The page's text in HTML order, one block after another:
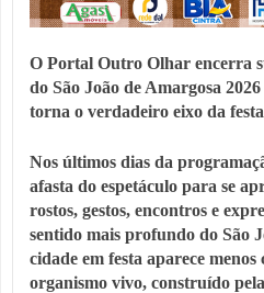
O Portal Outro Olhar encerra
do São João de Amargosa
torna o verdadeiro eixo da
Nos últimos dias da
afasta do espetáculo para se
rostos, gestos, encontros e
sentido mais profundo do São
cidade em festa aparece
organismo vivo, construído